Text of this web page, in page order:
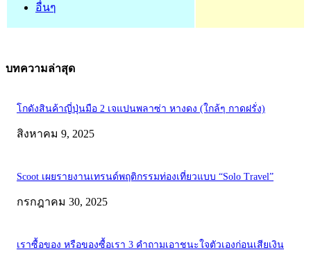
อื่นๆ
บทความล่าสุด
โกดังสินค้าญี่ปุ่นมือ 2 เจแปนพลาซ่า หางดง (ใกล้ๆ กาดฝรั่ง)
สิงหาคม 9, 2025
Scoot เผยรายงานเทรนด์พฤติกรรมท่องเที่ยวแบบ “Solo Travel”
กรกฎาคม 30, 2025
เราซื้อของ หรือของซื้อเรา 3 คำถามเอาชนะใจตัวเองก่อนเสียเงิน